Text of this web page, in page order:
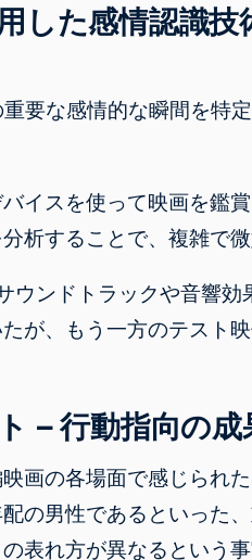
た感情認識
要な感情的な瞬間を特
イスを使って映画を鑑
析することで、複雑で
ンドトラックや音響効
が、もう一方のテスト
– 行動指向の成
画の各場面で感じられた
の男性であるといった
表れ方が異なるという事